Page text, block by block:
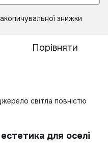
знижки
Порівняти
світла повністю
для оселі